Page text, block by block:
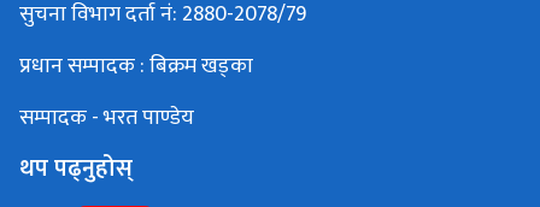
सुचना विभाग दर्ता नं: 2880-2078/79
प्रधान सम्पादक : बिक्रम खड्का
सम्पादक - भरत पाण्डेय
थप पढ्नुहोस्